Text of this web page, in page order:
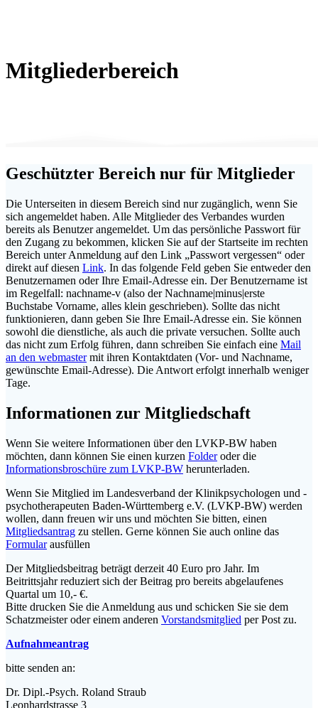
Mitgliederbereich
Geschützter Bereich nur für Mitglieder
Die Unterseiten in diesem Bereich sind nur zugänglich, wenn Sie
sich angemeldet haben. Alle Mitglieder des Verbandes wurden
bereits als Benutzer angemeldet. Um das persönliche Passwort für
den Zugang zu bekommen, klicken Sie auf der Startseite im rechten
Bereich unter Anmeldung auf den Link „Passwort vergessen“ oder
direkt auf diesen Link. In das folgende Feld geben Sie entweder den
Benutzernamen oder Ihre Email-Adresse ein. Der Benutzername ist
im Regelfall: nachname-v (also der Nachname|minus|erste
Buchstabe Vorname, alles klein geschrieben). Sollte das nicht
funktionieren, dann geben Sie Ihre Email-Adresse ein. Sie können
sowohl die dienstliche, als auch die private versuchen. Sollte auch
das nicht zum Erfolg führen, dann schreiben Sie einfach eine Mail
an den webmastermit ihren Kontaktdaten (Vor- und Nachname,
gewünschte Email-Adresse). Die Antwort erfolgt innerhalb weniger
Tage.
Informationen zur Mitgliedschaft
Wenn Sie weitere Informationen über den LVKP-BW haben
möchten, dann können Sie einen kurzen Folderoder die
Informationsbroschüre zum LVKP-BW herunterladen.
Wenn Sie Mitglied im Landesverband der Klinikpsychologen und -
psychotherapeuten Baden-Württemberg e.V. (LVKP-BW) werden
wollen, dann freuen wir uns und möchten Sie bitten, einen
Mitgliedsantrag zu stellen. Gerne können Sie auch online das
Formularausfüllen
Der Mitgliedsbeitrag beträgt derzeit 40 Euro pro Jahr. Im
Beitrittsjahr reduziert sich der Beitrag pro bereits abgelaufenes
Quartal um 10,- €.
Bitte drucken Sie die Anmeldung aus und schicken Sie sie dem
Schatzmeister oder einem anderen Vorstandsmitglied per Post zu.
Aufnahmeantrag
bitte senden an:
Dr. Dipl.-Psych. Roland Straub
Leonhardstrasse 3